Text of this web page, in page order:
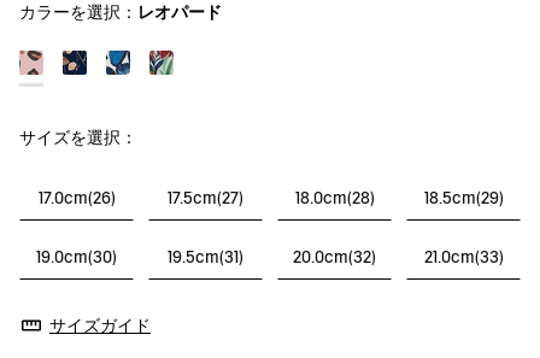
カラーを選択： レオパード
サイズを選択：
17.0cm(26) 17.5cm(27) 18.0cm(28) 18.5cm(29)
19.0cm(30) 19.5cm(31) 20.0cm(32) 21.0cm(33)
サイズガイド